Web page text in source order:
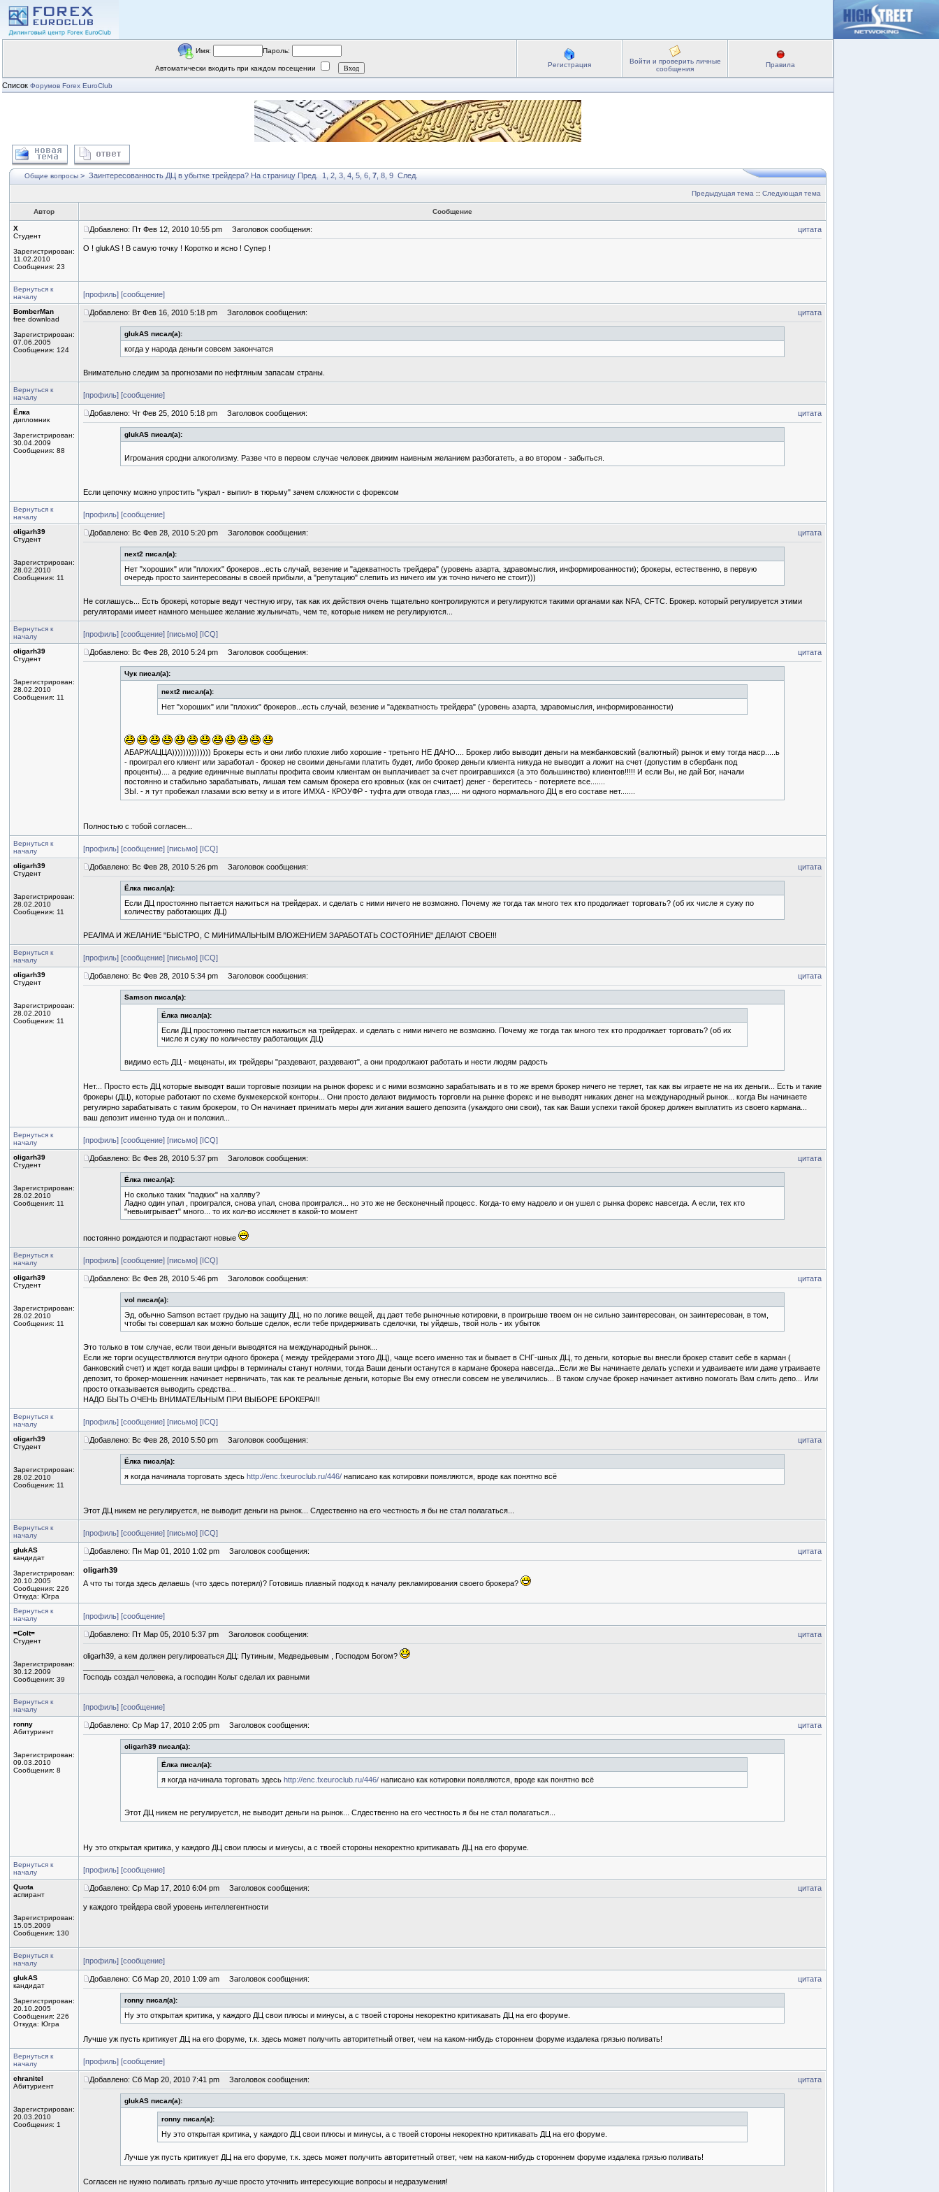
Имя: Пароль:
Автоматически входить при каждом посещении Регистрация
Войти и проверить личные
сообщения
Правила
Список Форумов Forex EuroClub
Общие вопросы > Заинтересованность ДЦ в убытке трейдера? На страницу Пред. 1 2 3 4 5 6 7 8 9 След.
Предыдущая тема :: Следующая тема
Автор Сообщение
X
Студент
Зарегистрирован:
11.02.2010
Сообщения: 23
Добавлено: Пт Фев 12, 2010 10:55 pm Заголовок сообщения: цитата
О ! glukAS ! В самую точку ! Коротко и ясно ! Супер !
Вернуться к
началу
[профиль] [сообщение]
BomberMan
free download
Зарегистрирован:
07.06.2005
Сообщения: 124
Добавлено: Вт Фев 16, 2010 5:18 pm Заголовок сообщения: цитата
glukAS писал(а):
когда у народа деньги совсем закончатся
Внимательно следим за прогнозами по нефтяным запасам страны.
Вернуться к
началу
[профиль] [сообщение]
Ёлка
дипломник
Зарегистрирован:
30.04.2009
Сообщения: 88
Добавлено: Чт Фев 25, 2010 5:18 pm Заголовок сообщения: цитата
glukAS писал(а):
Игромания сродни алкоголизму. Разве что в первом случае человек движим наивным желанием разбогатеть, а во втором - забыться.
Если цепочку можно упростить "украл - выпил- в тюрьму" зачем сложности с форексом
Вернуться к
началу
[профиль] [сообщение]
oligarh39
Студент
Зарегистрирован:
28.02.2010
Сообщения: 11
Добавлено: Вс Фев 28, 2010 5:20 pm Заголовок сообщения: цитата
next2 писал(а):
Нет "хороших" или "плохих" брокеров...есть случай, везение и "адекватность трейдера" (уровень азарта, здравомыслия, информированности); брокеры, естественно, в первую
очередь просто заинтересованы в своей прибыли, а "репутацию" слепить из ничего им уж точно ничего не стоит)))
Не соглашусь... Есть брокері, которые ведут честную игру, так как их действия очень тщательно контролируются и регулируются такими органами как NFA, СFTC. Брокер. который регулируется этими
регуляторами имеет намного меньшее желание жульничать, чем те, которые никем не регулируются...
Вернуться к
началу
[профиль] [сообщение] [письмо] [ICQ]
oligarh39
Студент
Зарегистрирован:
28.02.2010
Сообщения: 11
Добавлено: Вс Фев 28, 2010 5:24 pm Заголовок сообщения: цитата
Чук писал(а):
next2 писал(а):
Нет "хороших" или "плохих" брокеров...есть случай, везение и "адекватность трейдера" (уровень азарта, здравомыслия, информированности)
АБАРЖАЦЦА)))))))))))))) Брокеры есть и они либо плохие либо хорошие - третьнго НЕ ДАНО.... Брокер либо выводит деньги на межбанковский (валютный) рынок и ему тогда наср.....ь
- проиграл его клиент или заработал - брокер не своими деньгами платить будет, либо брокер деньги клиента никуда не выводит а ложит на счет (допустим в сбербанк под
проценты).... а редкие единичные выплаты профита своим клиентам он выплачивает за счет проигравшихся (а это большинство) клиентов!!!!! И если Вы, не дай Бог, начали
постоянно и стабильно зарабатывать, лишая тем самым брокера его кровных (как он считает) денег - берегитесь - потеряете все.......
ЗЫ. - я тут пробежал глазами всю ветку и в итоге ИМХА - КРОУФР - туфта для отвода глаз,.... ни одного нормального ДЦ в его составе нет.......
Полностью с тобой согласен...
Вернуться к
началу
[профиль] [сообщение] [письмо] [ICQ]
oligarh39
Студент
Зарегистрирован:
28.02.2010
Сообщения: 11
Добавлено: Вс Фев 28, 2010 5:26 pm Заголовок сообщения: цитата
Ёлка писал(а):
Если ДЦ простоянно пытается нажиться на трейдерах. и сделать с ними ничего не возможно. Почему же тогда так много тех кто продолжает торговать? (об их числе я сужу по
количеству работающих ДЦ)
РЕАЛМА И ЖЕЛАНИЕ "БЫСТРО, С МИНИМАЛЬНЫМ ВЛОЖЕНИЕМ ЗАРАБОТАТЬ СОСТОЯНИЕ" ДЕЛАЮТ СВОЕ!!!
Вернуться к
началу
[профиль] [сообщение] [письмо] [ICQ]
oligarh39
Студент
Зарегистрирован:
28.02.2010
Сообщения: 11
Добавлено: Вс Фев 28, 2010 5:34 pm Заголовок сообщения: цитата
Samson писал(а):
Ёлка писал(а):
Если ДЦ простоянно пытается нажиться на трейдерах. и сделать с ними ничего не возможно. Почему же тогда так много тех кто продолжает торговать? (об их
числе я сужу по количеству работающих ДЦ)
видимо есть ДЦ - меценаты, их трейдеры "раздевают, раздевают", а они продолжают работать и нести людям радость
Нет... Просто есть ДЦ которые выводят ваши торговые позиции на рынок форекс и с ними возможно зарабатывать и в то же время брокер ничего не теряет, так как вы играете не на их деньги... Есть и такие
брокеры (ДЦ), которые работают по схеме букмекерской конторы... Они просто делают видимость торговли на рынке форекс и не выводят никаких денег на международный рынок... когда Вы начинаете
регулярно зарабатывать с таким брокером, то Он начинает принимать меры для жигания вашего депозита (укаждого они свои), так как Ваши успехи такой брокер должен выплатить из своего кармана...
ваш депозит именно туда он и положил...
Вернуться к
началу
[профиль] [сообщение] [письмо] [ICQ]
oligarh39
Студент
Зарегистрирован:
28.02.2010
Сообщения: 11
Добавлено: Вс Фев 28, 2010 5:37 pm Заголовок сообщения: цитата
Ёлка писал(а):
Но сколько таких "падких" на халяву?
Ладно один упал , проигрался, снова упал, снова проигрался... но это же не бесконечный процесс. Когда-то ему надоело и он ушел с рынка форекс навсегда. А если, тех кто
"невыигрывает" много... то их кол-во иссякнет в какой-то момент
постоянно рождаются и подрастают новые
Вернуться к
началу
[профиль] [сообщение] [письмо] [ICQ]
oligarh39
Студент
Зарегистрирован:
28.02.2010
Сообщения: 11
Добавлено: Вс Фев 28, 2010 5:46 pm Заголовок сообщения: цитата
vol писал(а):
Эд, обычно Samson встает грудью на защиту ДЦ, но по логике вещей, дц дает тебе рыночные котировки, в проигрыше твоем он не сильно заинтересован, он заинтересован, в том,
чтобы ты совершал как можно больше сделок, если тебе придерживать сделочки, ты уйдешь, твой ноль - их убыток
Это только в том случае, если твои деньги выводятся на международный рынок...
Если же торги осуществляются внутри одного брокера ( между трейдерами этого ДЦ), чаще всего именно так и бывает в СНГ-шных ДЦ, то деньги, которые вы внесли брокер ставит себе в карман (
банковский счет) и ждет когда ваши цифры в терминалы станут нолями, тогда Ваши деньги останутся в кармане брокера навсегда...Если же Вы начинаете делать успехи и удваиваете или даже утраиваете
депозит, то брокер-мошенник начинает нервничать, так как те реальные деньги, которые Вы ему отнесли совсем не увеличились... В таком случае брокер начинает активно помогать Вам слить депо... Или
просто отказывается выводить средства...
НАДО БЫТЬ ОЧЕНЬ ВНИМАТЕЛЬНЫМ ПРИ ВЫБОРЕ БРОКЕРА!!!
Вернуться к
началу
[профиль] [сообщение] [письмо] [ICQ]
oligarh39
Студент
Зарегистрирован:
28.02.2010
Сообщения: 11
Добавлено: Вс Фев 28, 2010 5:50 pm Заголовок сообщения: цитата
Ёлка писал(а):
я когда начинала торговать здесь http://enc.fxeuroclub.ru/446/ написано как котировки появляются, вроде как понятно всё
Этот ДЦ никем не регулируется, не выводит деньги на рынок... Слдественно на его честность я бы не стал полагаться...
Вернуться к
началу
[профиль] [сообщение] [письмо] [ICQ]
glukAS
кандидат
Зарегистрирован:
20.10.2005
Сообщения: 226
Откуда: Югра
Добавлено: Пн Мар 01, 2010 1:02 pm Заголовок сообщения: цитата
oligarh39
А что ты тогда здесь делаешь (что здесь потерял)? Готовишь плавный подход к началу рекламирования своего брокера?
Вернуться к
началу
[профиль] [сообщение]
=Colt=
Студент
Зарегистрирован:
30.12.2009
Сообщения: 39
Добавлено: Пт Мар 05, 2010 5:37 pm Заголовок сообщения: цитата
oligarh39, а кем должен регулироваться ДЦ: Путиным, Медведьевым , Господом Богом?
Господь создал человека, а господин Кольт сделал их равными
Вернуться к
началу
[профиль] [сообщение]
ronny
Абитуриент
Зарегистрирован:
09.03.2010
Сообщения: 8
Добавлено: Ср Мар 17, 2010 2:05 pm Заголовок сообщения: цитата
oligarh39 писал(а):
Ёлка писал(а):
я когда начинала торговать здесь http://enc.fxeuroclub.ru/446/ написано как котировки появляются, вроде как понятно всё
Этот ДЦ никем не регулируется, не выводит деньги на рынок... Слдественно на его честность я бы не стал полагаться...
Ну это открытая критика, у каждого ДЦ свои плюсы и минусы, а с твоей стороны некоректно критикавать ДЦ на его форуме.
Вернуться к
началу
[профиль] [сообщение]
Quota
аспирант
Зарегистрирован:
15.05.2009
Сообщения: 130
Добавлено: Ср Мар 17, 2010 6:04 pm Заголовок сообщения: цитата
у каждого трейдера свой уровень интеллегентности
Вернуться к
началу
[профиль] [сообщение]
glukAS
кандидат
Зарегистрирован:
20.10.2005
Сообщения: 226
Откуда: Югра
Добавлено: Сб Мар 20, 2010 1:09 am Заголовок сообщения: цитата
ronny писал(а):
Ну это открытая критика, у каждого ДЦ свои плюсы и минусы, а с твоей стороны некоректно критикавать ДЦ на его форуме.
Лучше уж пусть критикует ДЦ на его форуме, т.к. здесь может получить авторитетный ответ, чем на каком-нибудь стороннем форуме издалека грязью поливать!
Вернуться к
началу
[профиль] [сообщение]
chranitel
Абитуриент
Зарегистрирован:
20.03.2010
Сообщения: 1
Добавлено: Сб Мар 20, 2010 7:41 pm Заголовок сообщения: цитата
glukAS писал(а):
ronny писал(а):
Ну это открытая критика, у каждого ДЦ свои плюсы и минусы, а с твоей стороны некоректно критикавать ДЦ на его форуме.
Лучше уж пусть критикует ДЦ на его форуме, т.к. здесь может получить авторитетный ответ, чем на каком-нибудь стороннем форуме издалека грязью поливать!
Согласен не нужно поливать грязью лучше просто уточнить интересующие вопросы и недразумения!